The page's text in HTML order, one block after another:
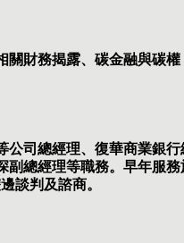
財務揭露、碳金融與碳權
司總經理、復華商業銀
總經理等職務。早年服
談判及諮商。